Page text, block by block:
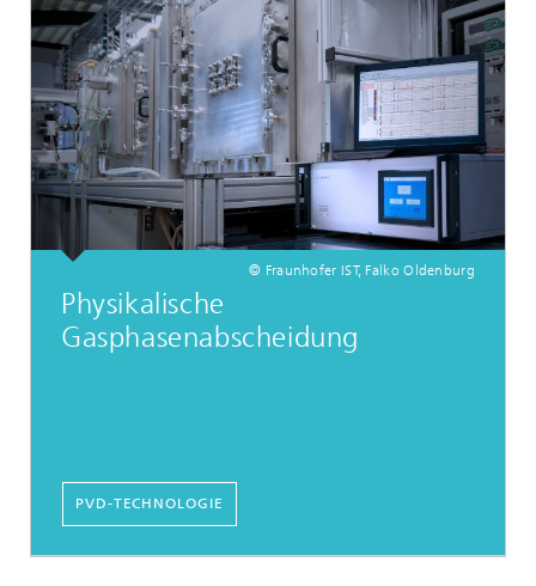
© Fraunhofer IST, Falko Oldenburg
Physikalische
Gasphasenabscheidung
PVD-TECHNOLOGIE